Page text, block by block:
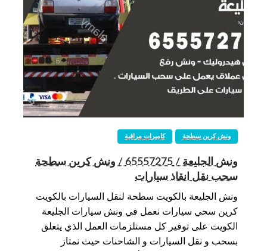
كاميرات مراقبة ونش كرين سطحة
ونش الجليعة / 65557275 / ونش كرين سطحة
سحب نقل انقاذ سيارات
ونش الجليعة بالكويت سطحة لنقل السيارات بالكويت
كرين سحي سيارات نعمل في ونش سيارات الجليعة
الكويت على توفير كل مستلزمات العمل الذي يتعلق
بسحب و نقل السيارات و الشاحنات حيث نمتاز